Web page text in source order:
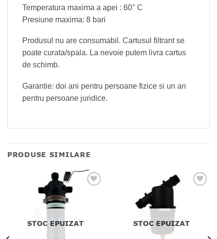
Temperatura maxima a apei : 60° C
Presiune maxima: 8 bari
Produsul nu are consumabil. Cartusul filtrant se
poate curata/spala. La nevoie putem livra cartus
de schimb.
Garantie: doi ani pentru persoane fizice si un an
pentru persoane juridice.
PRODUSE SIMILARE
STOC EPUIZAT STOC EPUIZAT